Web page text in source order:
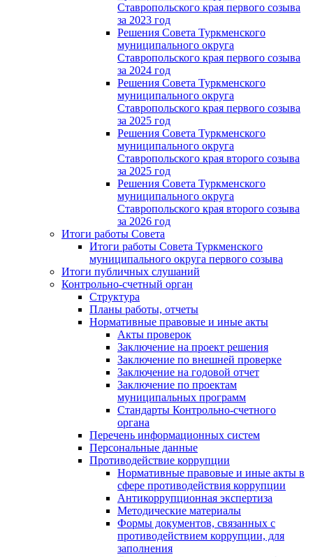
Ставропольского края первого созыва
за 2023 год
Решения Совета Туркменского
муниципального округа
Ставропольского края первого созыва
за 2024 год
Решения Совета Туркменского
муниципального округа
Ставропольского края первого созыва
за 2025 год
Решения Совета Туркменского
муниципального округа
Ставропольского края второго созыва
за 2025 год
Решения Совета Туркменского
муниципального округа
Ставропольского края второго созыва
за 2026 год
Итоги работы Совета
Итоги работы Совета Туркменского
муниципального округа первого созыва
Итоги публичных слушаний
Контрольно-счетный орган
Структура
Планы работы, отчеты
Нормативные правовые и иные акты
Акты проверок
Заключение на проект решения
Заключение по внешней проверке
Заключение на годовой отчет
Заключение по проектам
муниципальных программ
Стандарты Контрольно-счетного
органа
Перечень информационных систем
Персональные данные
Противодействие коррупции
Нормативные правовые и иные акты в
сфере противодействия коррупции
Антикоррупционная экспертиза
Методические материалы
Формы документов, связанных с
противодействием коррупции, для
заполнения